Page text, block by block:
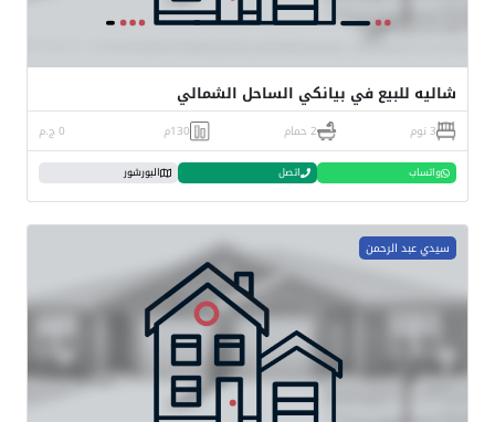
شاليه للبيع في بيانكي الساحل الشمالي
3 نوم 2 حمام 130م 0 ج.م
واتساب اتصل البورشور
سيدي عبد الرحمن